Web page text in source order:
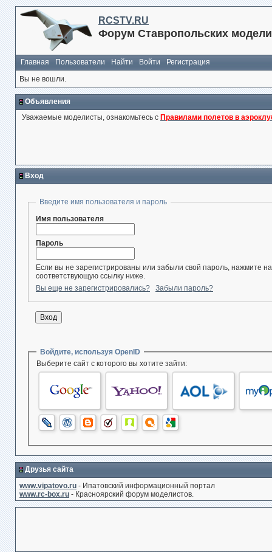
RCSTV.RU
Форум Ставропольских
Главная Пользователи Найти Войти
Регистрация
Вы не вошли.
Объявления
Уважаемые моделисты, ознакомьтесь с Правилами полетов в
Вход
Введите имя пользователя и пароль
Имя пользователя
Пароль
Если вы не зарегистрированы или забыли свой пароль, нажмите на
соответствующую ссылку ниже.
Вы еще не зарегистрировались?
Забыли пароль?
Войдите, используя OpenID
Выберите сайт с которого вы хотите зайти:
Друзья сайта
www.vipatovo.ru - Ипатовский информационный портал
www.rc-box.ru - Красноярский форум моделистов.